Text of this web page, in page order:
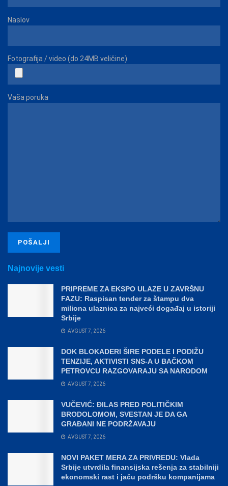
Naslov
Fotografija / video (do 24MB veličine)
Vaša poruka
Najnovije vesti
PRIPREME ZA EKSPO ULAZE U ZAVRŠNU
FAZU: Raspisan tender za štampu dva
miliona ulaznica za najveći događaj u istoriji
Srbije
AVGUST 7, 2026
DOK BLOKADERI ŠIRE PODELE I PODIŽU
TENZIJE, AKTIVISTI SNS-A U BAČKOM
PETROVCU RAZGOVARAJU SA NARODOM
AVGUST 7, 2026
VUČEVIĆ: ĐILAS PRED POLITIČKIM
BRODOLOMOM, SVESTAN JE DA GA
GRAĐANI NE PODRŽAVAJU
AVGUST 7, 2026
NOVI PAKET MERA ZA PRIVREDU: Vlada
Srbije utvrdila finansijska rešenja za stabilniji
ekonomski rast i jaču podršku kompanijama